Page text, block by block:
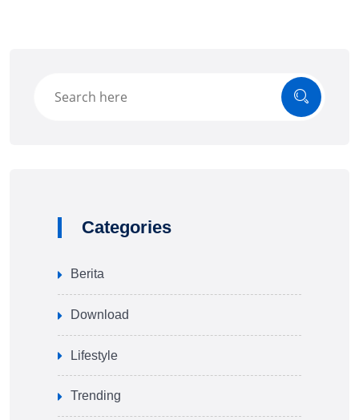
Categories
Berita
Download
Lifestyle
Trending